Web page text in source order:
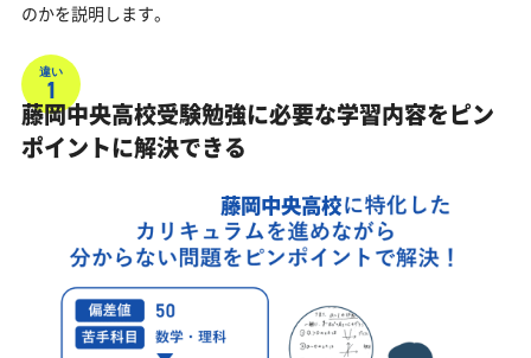
のかを説明します。
違い
1
藤岡中央高校受験勉強に必要な学習内容をピン
ポイントに解決できる
藤岡中央高校